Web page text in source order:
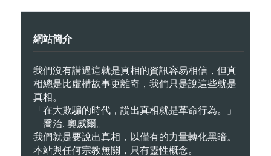
網站簡介
我們沒有講過這就是真相的資訊容易相信，但真
相總是比虛構故事更離奇，我們只是說這些就是
真相。
「在大欺騙的時代，說出真相就是革命行為。」
—喬治. 奧威爾。
我們就是要說出真相，以僅有的力量轉化黑暗。
本站與任何宗教無關，只有靈性概念。